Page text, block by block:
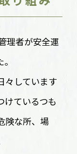
理者が安全運
々しています
けているつも
な所、 場